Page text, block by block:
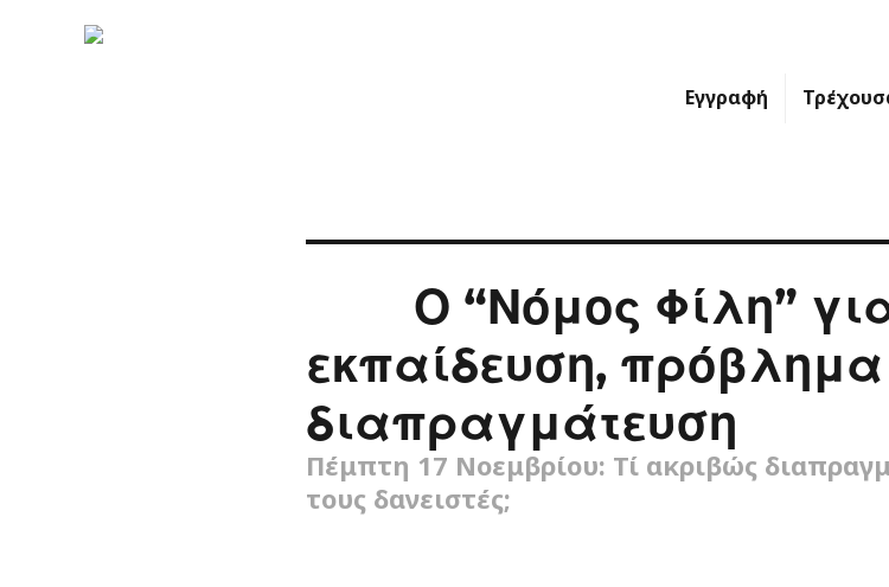
Εγγραφή
Ο “Νόμος Φίλη”
εκπαίδευση, πρόβλημα
διαπραγμάτευση
Πέμπτη 17 Νοεμβρίου: Τί ακριβώς
τους δανειστές;